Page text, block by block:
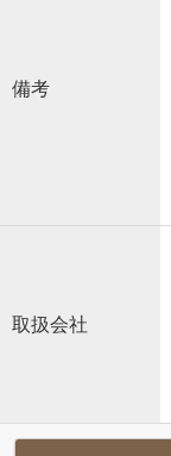
備考
取扱会社